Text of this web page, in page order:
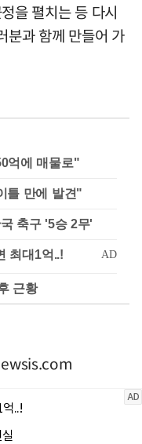
을 펼치는 등 다시
분과 함께 만들어 가
억에 매물로"
틀 만에 발견"
축구 '5승 2무'
근황